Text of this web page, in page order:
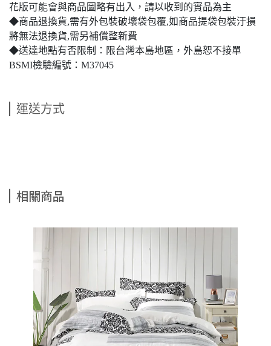
花版可能會與商品圖略有出入，請以收到的實品為主
◆商品退換貨,需有外包裝破壞袋包覆,如商品提袋包裝汙損
將無法退換貨,需另補償整新費
◆送達地點有否限制：限台灣本島地區，外島恕不接單
BSMI檢驗編號：M37045
運送方式
相關商品